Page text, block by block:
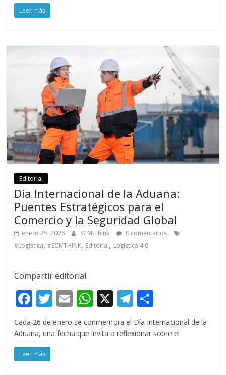
o
o
k
Leer más
Editorial
Día Internacional de la Aduana:
Puentes Estratégicos para el
Comercio y la Seguridad Global
enero 25, 2026 SCM-Think
0 comentarios
#Logistica,#SCMTHINK, Editorial, Logística 4.0
Compartir editorial
F
ac
e
b
o
T
itt
E
ai
W
at
X T
el
e
o
m
Cada 26 de enero se conmemora el Día Internacional de la
Aduana, una fecha que invita a reflexionar sobre el
Leer más